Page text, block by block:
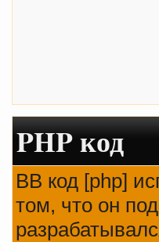
PHP код
BB код [php]
том, что он